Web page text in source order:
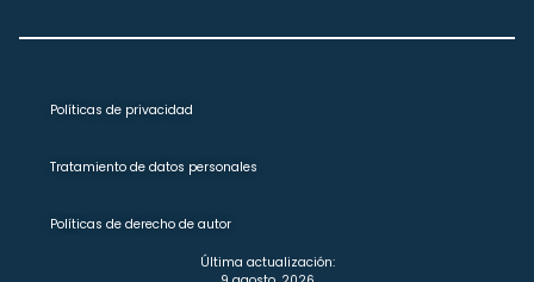
Políticas de privacidad
Tratamiento de datos personales
Políticas de derecho de autor
Última actualización: